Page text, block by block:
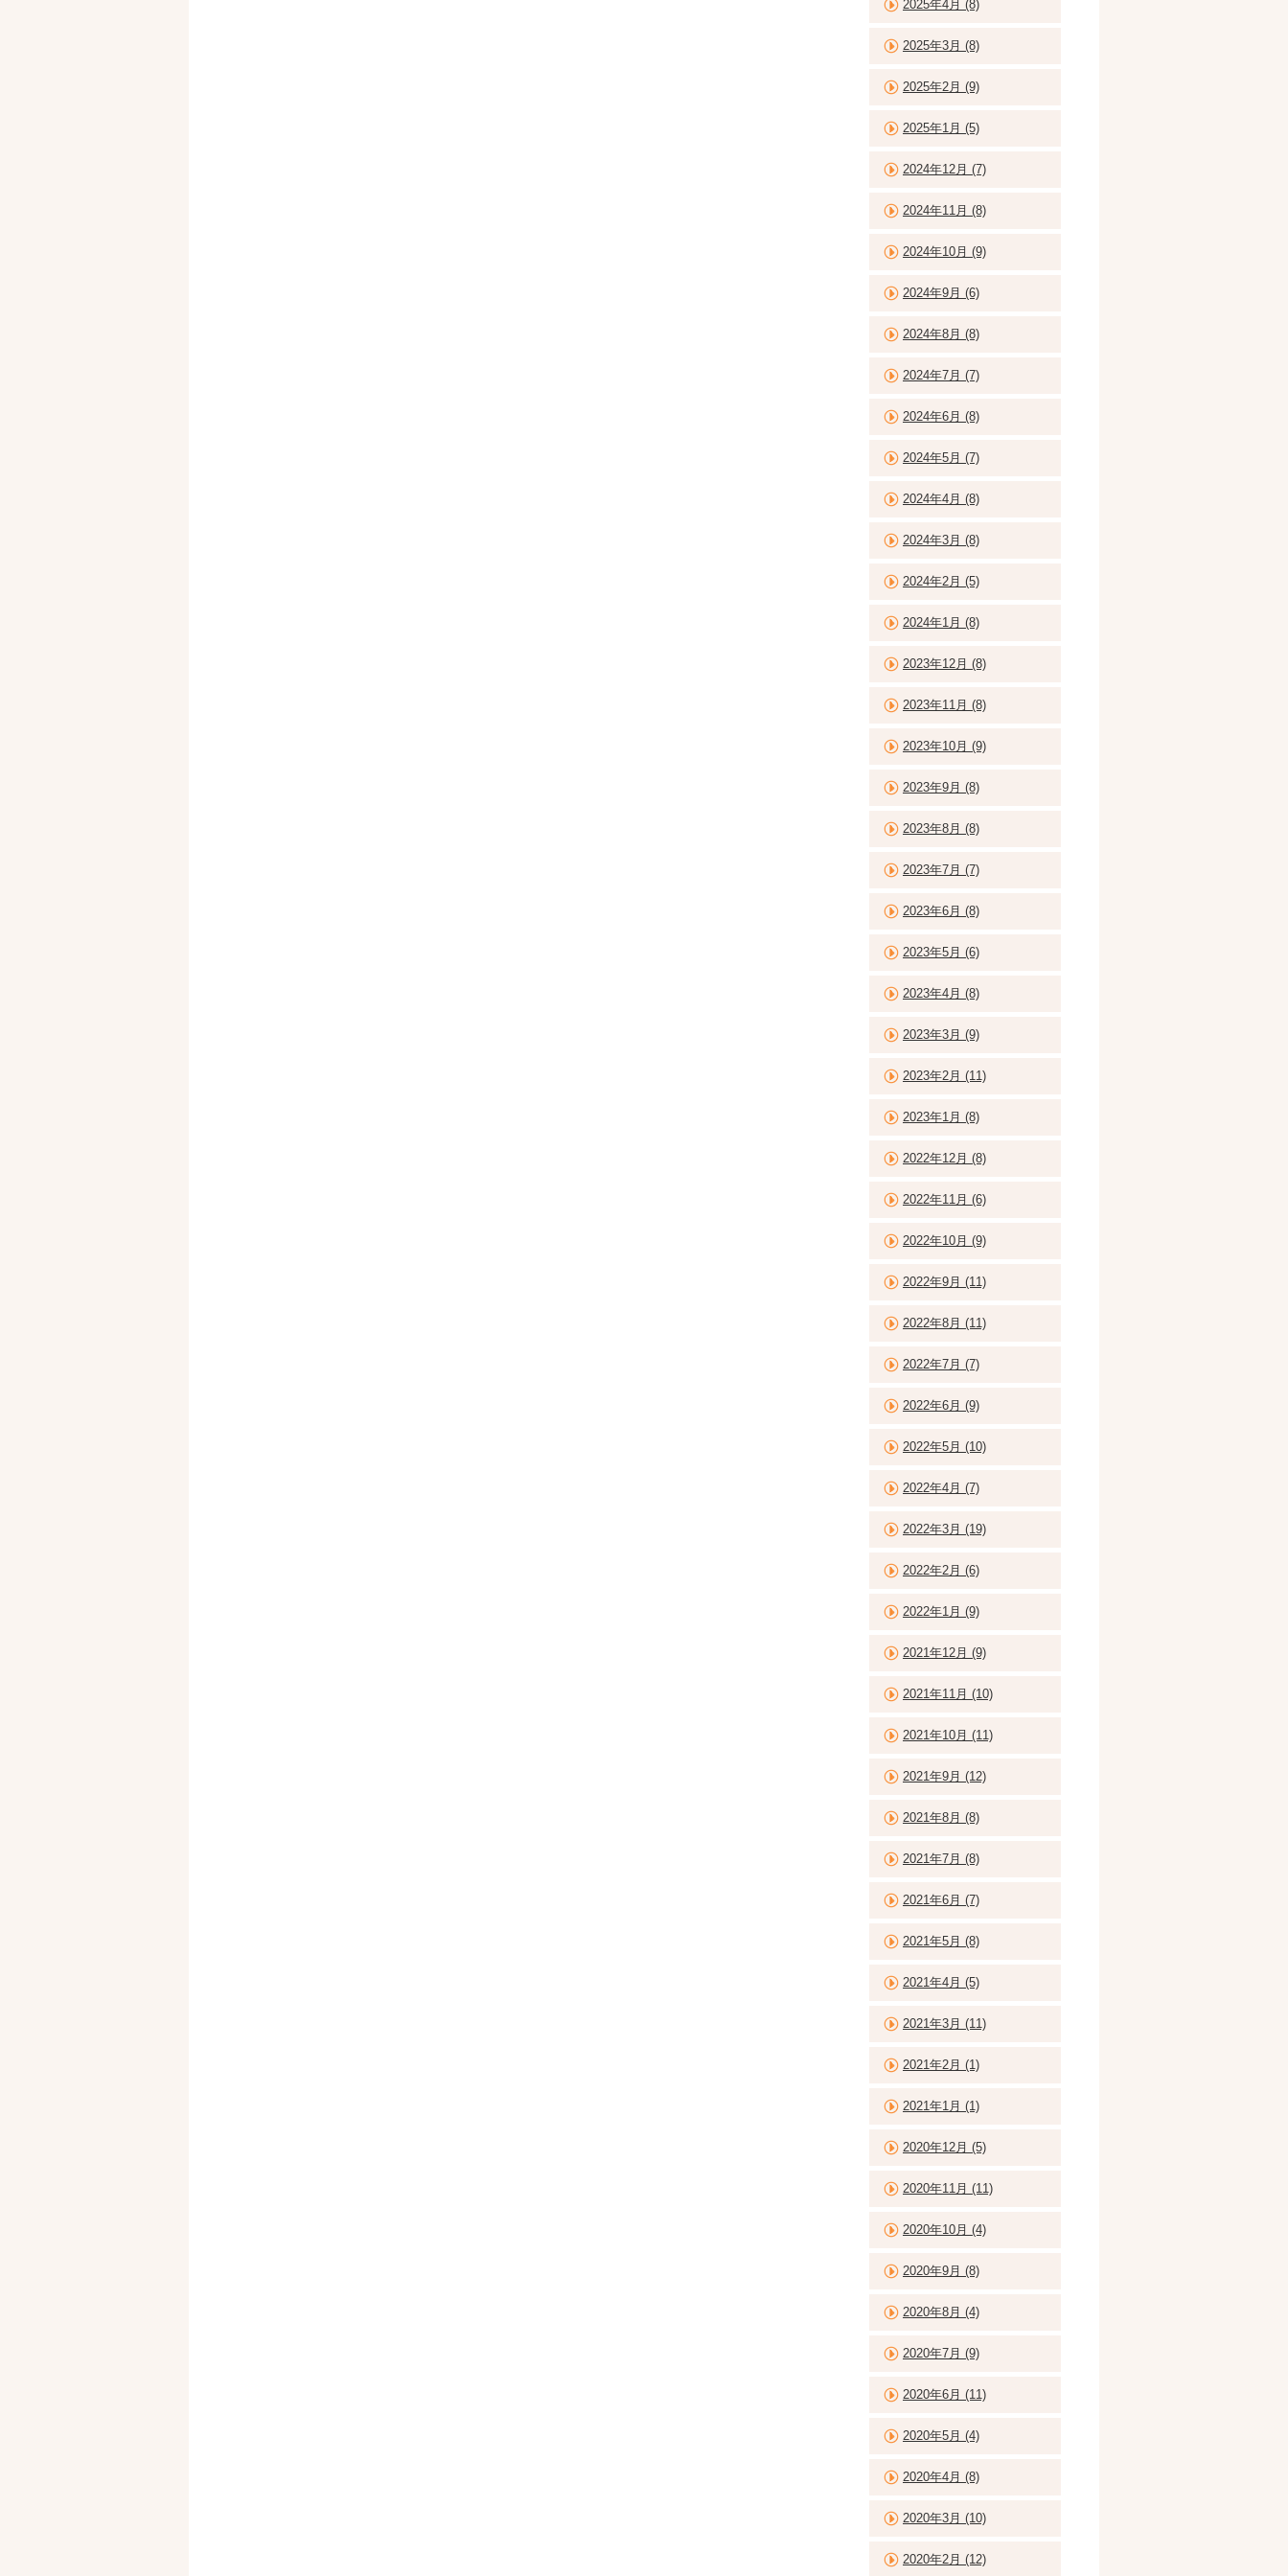
2025年4月 (8)
2025年3月 (8)
2025年2月 (9)
2025年1月 (5)
2024年12月 (7)
2024年11月 (8)
2024年10月 (9)
2024年9月 (6)
2024年8月 (8)
2024年7月 (7)
2024年6月 (8)
2024年5月 (7)
2024年4月 (8)
2024年3月 (8)
2024年2月 (5)
2024年1月 (8)
2023年12月 (8)
2023年11月 (8)
2023年10月 (9)
2023年9月 (8)
2023年8月 (8)
2023年7月 (7)
2023年6月 (8)
2023年5月 (6)
2023年4月 (8)
2023年3月 (9)
2023年2月 (11)
2023年1月 (8)
2022年12月 (8)
2022年11月 (6)
2022年10月 (9)
2022年9月 (11)
2022年8月 (11)
2022年7月 (7)
2022年6月 (9)
2022年5月 (10)
2022年4月 (7)
2022年3月 (19)
2022年2月 (6)
2022年1月 (9)
2021年12月 (9)
2021年11月 (10)
2021年10月 (11)
2021年9月 (12)
2021年8月 (8)
2021年7月 (8)
2021年6月 (7)
2021年5月 (8)
2021年4月 (5)
2021年3月 (11)
2021年2月 (1)
2021年1月 (1)
2020年12月 (5)
2020年11月 (11)
2020年10月 (4)
2020年9月 (8)
2020年8月 (4)
2020年7月 (9)
2020年6月 (11)
2020年5月 (4)
2020年4月 (8)
2020年3月 (10)
2020年2月 (12)